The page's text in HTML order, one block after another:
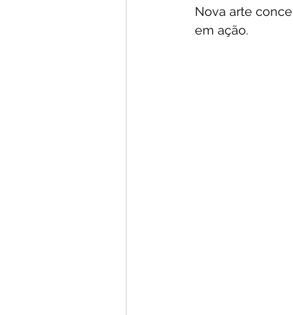
Nova arte
em ação.